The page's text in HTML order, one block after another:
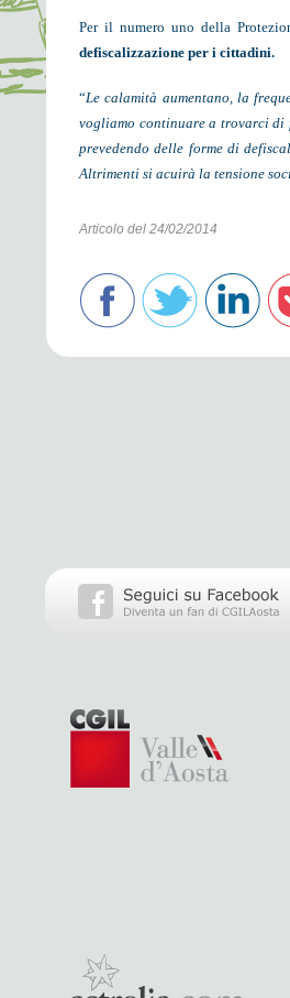
Per il numero uno della
defiscalizzazione per i cittadini.
“Le calamità aumentano, la
vogliamo continuare a trovarci di
prevedendo delle forme di
Altrimenti si acuirà la tensione
Articolo del 24/02/2014